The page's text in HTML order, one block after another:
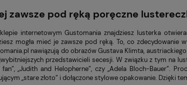
zawsze pod ręką poręczne
internetowym Gustomania znajdziesz lusterka
mogła mieć je zawsze pod ręką. To, co
nawiązują do obrazów Gustava Klimta, austriackiego
przedstawicieli secesji. W związku z tym na
„Judith and Helopherne”, czy „Adela Bloch-Bauer”.
„stare złoto” i dołączone stylowe opakowanie. Dzięki